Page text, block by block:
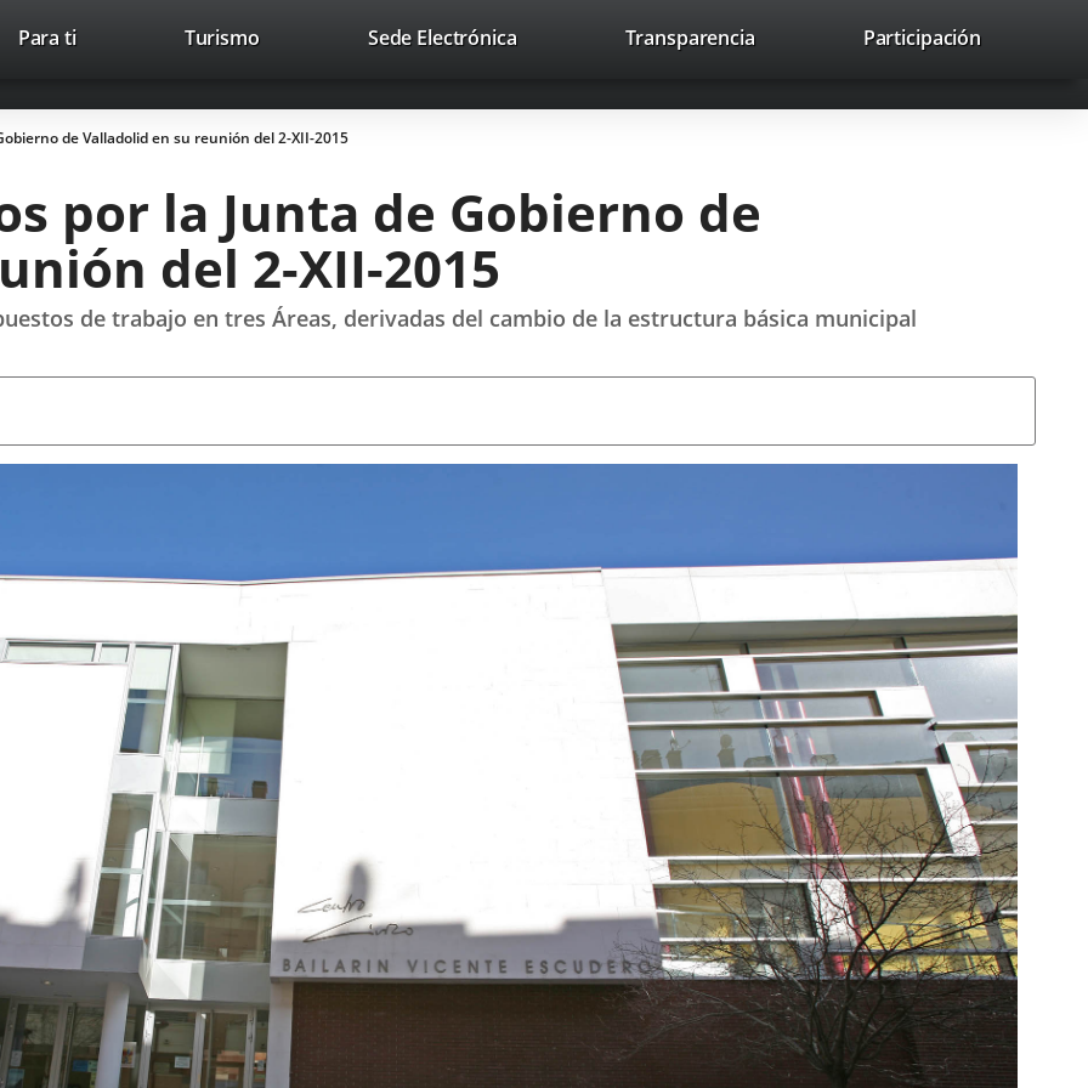
Trabaja con nosotros Contacto avaHeaderSocial
Link
external
Link
external
Link
external
Search
Para ti TurismoThis
open
in
up
window.
Sede ElectrónicaLink
application.
Transparencia Participación
de Valladolid en su reunión del 2-XII-2015
por la Junta de Gobierno de
del 2-XII-2015
de trabajo en tres Áreas, derivadas del cambio de la estructura básica municipal